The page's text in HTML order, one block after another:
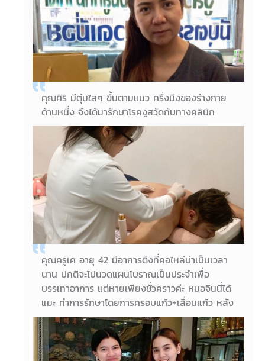
19/03/2018
คุณนิตยา อายุ 73 ปี
คุณศิริ มีตุ่มใสๆ ขึ้นตามแนว ครึ่งนึงของร่างกาย
ด้านหนึ่ง จึงได้มารักษาโรคงูสวัดกับทางคลินิก
อาการปวดแสบ ปวดร้อนตามแนวเส้นประสาทดีขึ้น
อย่างรวดเร็ว หลังจากได้รับยาสมุนไพรจีนรักษา
งูสวัด อาการไม่กลับมาเป็นซ้ำค่ะ
16/03/2018
คุณศิริ
คุณครูเค อายุ 42 มีอาการตึงที่คอไหล่บ่าเป็นเวลา
นาน ปกติจะไปนวดแผนโบราณเป็นประจำเพื่อ
บรรเทาอาการ แต่หายเพียงชั่วคราวค่ะ หมอจินนี่ได้
แมะ ทำการรักษาโดยการครอบแก้ว+เลื่อนแก้ว หลัง
จากทำไป 4 ครั้งอย่างต่อเนื่อง ผลการรักษาดีขึ้น
มากค่ะ อาการปวดตึงหายแล้วค่ะ
04/03/2018